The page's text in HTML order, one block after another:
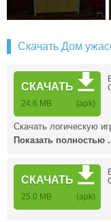
Скачать Дом
СКАЧАТЬ
24.6 MB (apk)
Скачать логическую
Показать полностью
СКАЧАТЬ
25.0 MB (apk)